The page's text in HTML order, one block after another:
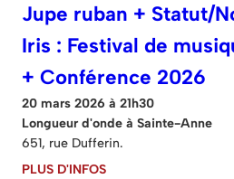
Jupe ruban + Statut/
Iris : Festival de
+ Conférence 2026
20 mars 2026 à 21h30
Longueur d'onde à Sainte-Anne
651, rue Dufferin.
PLUS D'INFOS